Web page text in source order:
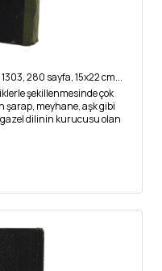
280 sayfa, 15x22 cm...
şekillenmesinde çok
şarap, meyhane, aşk gibi
dilinin kurucusu olan